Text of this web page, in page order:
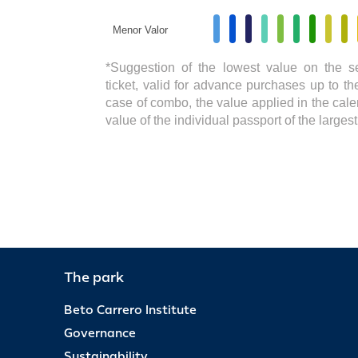
Menor Valor
*Suggestion of the lowest value on the
ticket, valid for advance purchases up to
case of combo, the value applied in the
value of the individual passport of the
The park
Beto Carrero Institute
Governance